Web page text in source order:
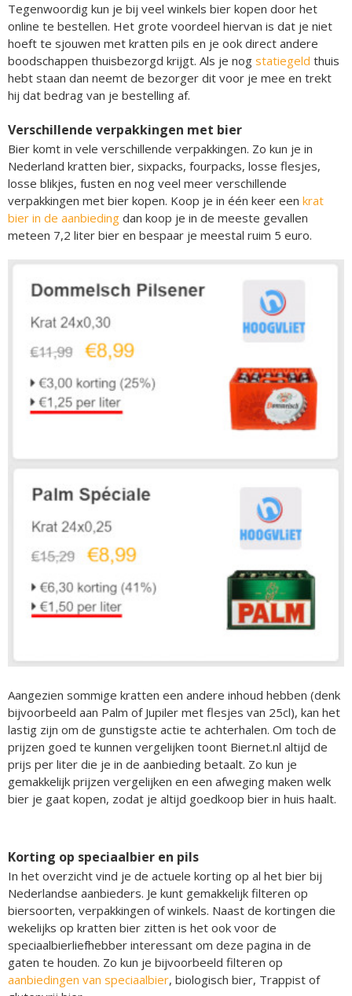
Tegenwoordig kun je bij veel winkels bier kopen door het
online te bestellen. Het grote voordeel hiervan is dat je niet
hoeft te sjouwen met kratten pils en je ook direct andere
boodschappen thuisbezorgd krijgt. Als je nog statiegeld thuis
hebt staan dan neemt de bezorger dit voor je mee en trekt
hij dat bedrag van je bestelling af.
Verschillende verpakkingen met bier
Bier komt in vele verschillende verpakkingen. Zo kun je in
Nederland kratten bier, sixpacks, fourpacks, losse flesjes,
losse blikjes, fusten en nog veel meer verschillende
verpakkingen met bier kopen. Koop je in één keer een krat
bier in de aanbieding dan koop je in de meeste gevallen
meteen 7,2 liter bier en bespaar je meestal ruim 5 euro.
Aangezien sommige kratten een andere inhoud hebben (denk
bijvoorbeeld aan Palm of Jupiler met flesjes van 25cl), kan het
lastig zijn om de gunstigste actie te achterhalen. Om toch de
prijzen goed te kunnen vergelijken toont Biernet.nl altijd de
prijs per liter die je in de aanbieding betaalt. Zo kun je
gemakkelijk prijzen vergelijken en een afweging maken welk
bier je gaat kopen, zodat je altijd goedkoop bier in huis haalt.
Korting op speciaalbier en pils
In het overzicht vind je de actuele korting op al het bier bij
Nederlandse aanbieders. Je kunt gemakkelijk filteren op
biersoorten, verpakkingen of winkels. Naast de kortingen die
wekelijks op kratten bier zitten is het ook voor de
speciaalbierliefhebber interessant om deze pagina in de
gaten te houden. Zo kun je bijvoorbeeld filteren op
aanbiedingen van speciaalbier, biologisch bier, Trappist of